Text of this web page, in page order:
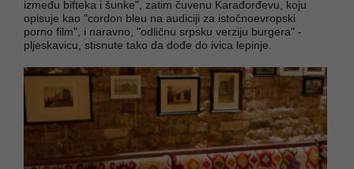
između bifteka i šunke", zatim čuvenu Karađorđevu, koju
opisuje kao "cordon bleu na audiciji za istočnoevropski
porno film", i naravno, "odličnu srpsku verziju burgera" -
pljeskavicu, stisnute tako da dođe do ivica lepinje.